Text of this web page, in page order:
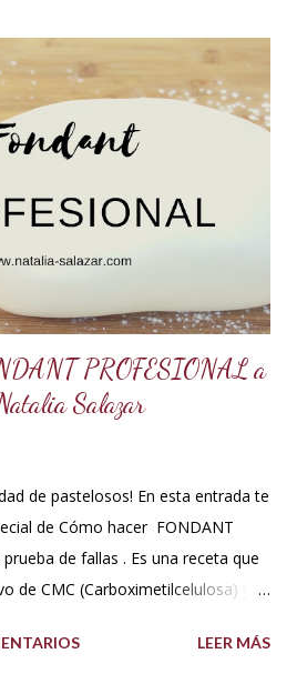
muy seco al salir del horno o
como suelen ser los bizcochuelos
Genovés, Angel cake, etc. Así tus
húmedos y mucho más
ser de diferentes sabores, de
que usemos. Aquí te comparto
PROFESIONAL a
Salazar
de pastelosos! En esta entrada te
de Cómo hacer FONDANT
prueba de fallas . Es una receta que
de CMC (Carboximetilcelulosa) y
elasticidad, firmeza y le ayudan a
LEER MÁS